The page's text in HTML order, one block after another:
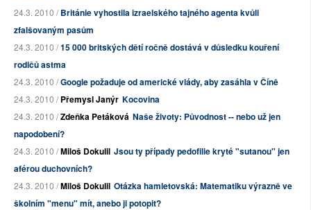
24.3. 2010 /Británie vyhostila izraelského tajného agenta kvůli
zfalšovaným pasům
24.3. 2010 /15 000 britských dětí ročně dostává v důsledku kouření
rodičů astma
24.3. 2010 /Google požaduje od americké vlády, aby zasáhla v Číně
24.3. 2010 /Přemysl Janýr Kocovina
24.3. 2010 /Zdeňka Petáková Naše životy: Původnost -- nebo už jen
napodobení?
24.3. 2010 /Miloš Dokulil Jsou ty případy pedofilie kryté "sutanou" jen
aférou duchovních?
24.3. 2010 /Miloš Dokulil Otázka hamletovská: Matematiku výrazně ve
školním "menu" mít, anebo ji potopit?